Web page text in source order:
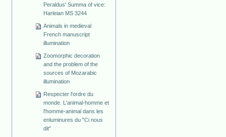
Peraldus' Summa of vice:
Harleian MS 3244
Animals in medieval
French manuscript
illumination
Zoomorphic decoration
and the problem of the
sources of Mozarabic
illumination
Respecter l'ordre du
monde. L'animal-homme et
l'homme-animal dans les
enluminures du "Ci nous
dit"